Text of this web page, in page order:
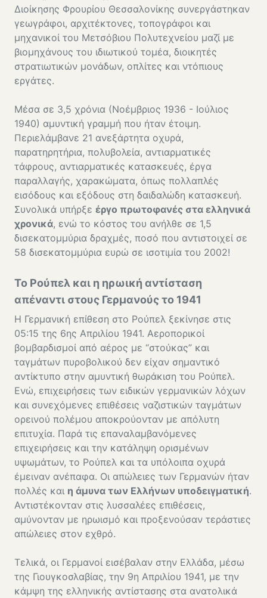
Διοίκησης Φρουρίου Θεσσαλονίκης συνεργάστηκαν
γεωγράφοι, αρχιτέκτονες, τοπογράφοι και
μηχανικοί του Μετσόβιου Πολυτεχνείου μαζί με
βιομηχάνους του ιδιωτικού τομέα, διοικητές
στρατιωτικών μονάδων, οπλίτες και ντόπιους
εργάτες.
Μέσα σε 3,5 χρόνια (Νοέμβριος 1936 - Ιούλιος
1940) αμυντική γραμμή που ήταν έτοιμη.
Περιελάμβανε 21 ανεξάρτητα οχυρά,
παρατηρητήρια, πολυβολεία, αντιαρματικές
τάφρους, αντιαρματικές κατασκευές, έργα
παραλλαγής, χαρακώματα, όπως πολλαπλές
εισόδους και εξόδους στη δαιδαλώδη κατασκευή.
Συνολικά υπήρξε έργο πρωτοφανές στα ελληνικά
χρονικά, ενώ το κόστος του ανήλθε σε 1,5
δισεκατομμύρια δραχμές, ποσό που αντιστοιχεί σε
58 δισεκατομμύρια ευρώ σε ισοτιμία του 2002!
Το Ρούπελ και η ηρωική αντίσταση
απέναντι στους Γερμανούς το 1941
Η Γερμανική επίθεση στο Ρούπελ ξεκίνησε στις
05:15 της 6ης Απριλίου 1941. Αεροπορικοί
βομβαρδισμοί από αέρος με “στούκας” και
ταγμάτων πυροβολικού δεν είχαν σημαντικό
αντίκτυπο στην αμυντική θωράκιση του Ρούπελ.
Ενώ, επιχειρήσεις των ειδικών γερμανικών λόχων
και συνεχόμενες επιθέσεις ναζιστικών ταγμάτων
ορεινού πολέμου αποκρούονταν με απόλυτη
επιτυχία. Παρά τις επαναλαμβανόμενες
επιχειρήσεις και την κατάληψη ορισμένων
υψωμάτων, το Ρούπελ και τα υπόλοιπα οχυρά
έμειναν ανέπαφα. Οι απώλειες των Γερμανών ήταν
πολλές και η άμυνα των Ελλήνων υποδειγματική.
Αντιστέκονταν στις λυσσαλέες επιθέσεις,
αμύνονταν με ηρωισμό και προξενούσαν τεράστιες
απώλειες στον εχθρό.
Τελικά, οι Γερμανοί εισέβαλαν στην Ελλάδα, μέσω
της Γιουγκοσλαβίας, την 9η Απριλίου 1941, με την
κάμψη της ελληνικής αντίστασης στα ανατολικά